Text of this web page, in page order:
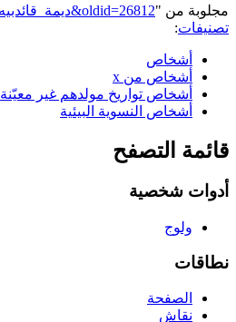
مجلوبة من "https://genderiyya.xyz/mw/index.php?title=ديمة_قائدبيه&oldid=26812
تصنيفات:
أشخاص
أشخاص من x
أشخاص تواريخ مولدهم غير معيّنة
أشخاص النسوية البيئية
قائمة التصفح
أدوات شخصية
ولوج
نطاقات
الصفحة
نقاش